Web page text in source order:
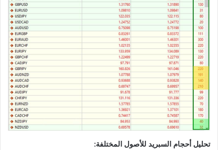
تحليل أحجام السبريد للأصول المختلفة: